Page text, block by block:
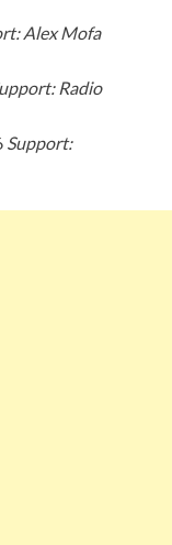
Alex Mofa
Radio
Support: